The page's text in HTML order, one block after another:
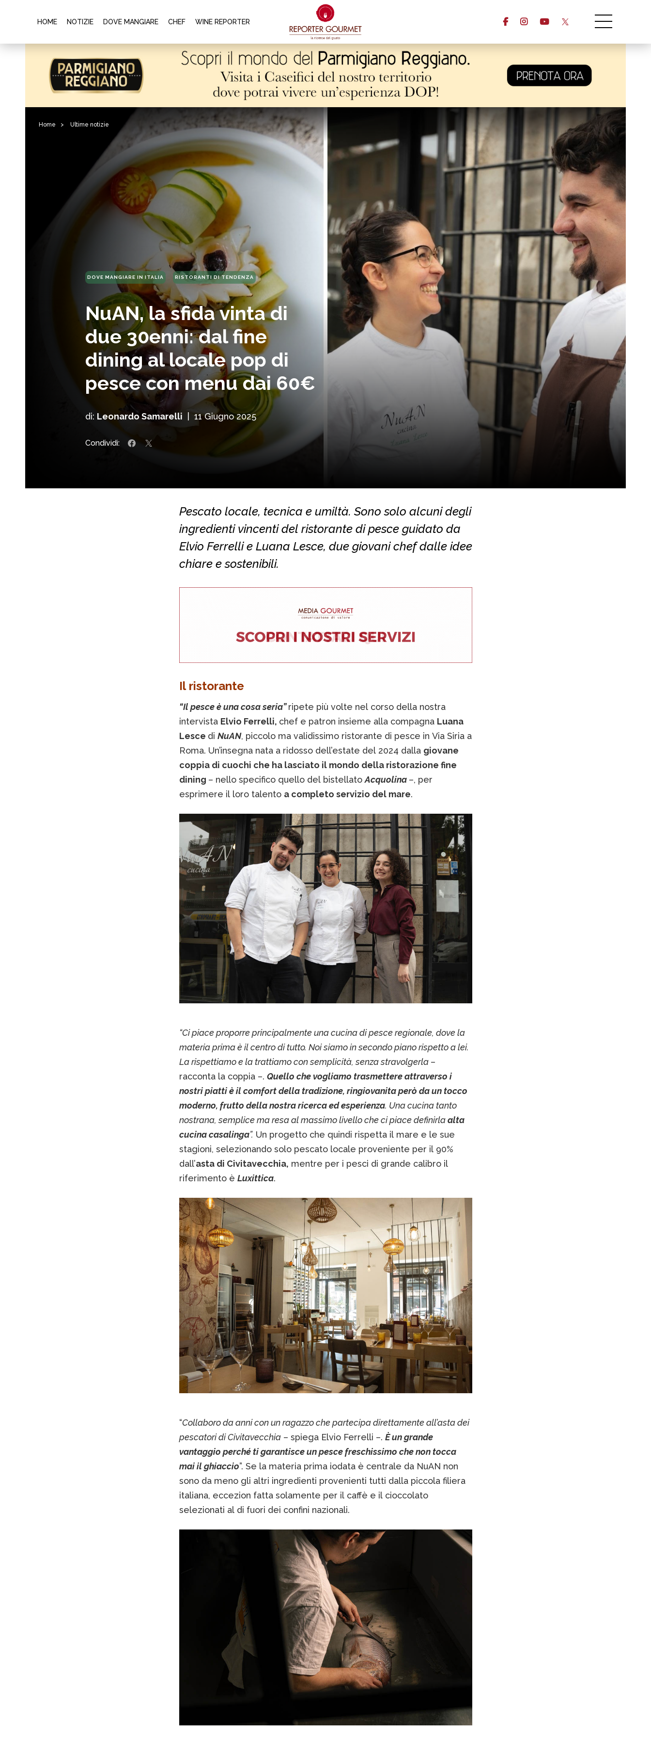
HOME NOTIZIE DOVE MANGIARE CHEF WINE REPORTER
Home > Ultime notizie
DOVE MANGIARE IN ITALIA RISTORANTI DI TENDENZA
NuAN, la sfida vinta di
due 30enni: dal fine
dining al locale pop di
pesce con menu dai 60€
di: Leonardo Samarelli 11 Giugno 2025
Condividi:
Pescato locale, tecnica e umiltà. Sono solo alcuni degli
ingredienti vincenti del ristorante di pesce guidato da
Elvio Ferrelli e Luana Lesce, due giovani chef dalle idee
chiare e sostenibili.
Il ristorante
“Il pesce è una cosa seria”ripete più volte nel corso della nostra
intervista Elvio Ferrelli, chef e patron insieme alla compagna Luana
Lesce di NuAN, piccolo ma validissimo ristorante di pesce in Via Siria a
Roma. Un’insegna nata a ridosso dell’estate del 2024 dalla giovane
coppia di cuochi che ha lasciato il mondo della ristorazione fine
dining – nello specifico quello del bistellatoAcquolina –, per
esprimere il loro talento a completo servizio del mare.
“Ci piace proporre principalmente una cucina di pesce regionale, dove la
materia prima è il centro di tutto. Noi siamo in secondo piano rispetto a lei.
La rispettiamo e la trattiamo con semplicità, senza stravolgerla –
racconta la coppia –. Quello che vogliamo trasmettere attraverso i
nostri piatti è il comfort della tradizione, ringiovanita però da un tocco
moderno, frutto della nostra ricerca ed esperienza. Una cucina tanto
nostrana, semplice ma resa al massimo livello che ci piace definirlaalta
cucina casalinga”. Un progetto che quindi rispetta il mare e le sue
stagioni, selezionando solo pescato locale proveniente per il 90%
dall’asta di Civitavecchia, mentre per i pesci di grande calibro il
riferimento è Luxittica.
“Collaboro da anni con un ragazzo che partecipa direttamente all’asta dei
pescatori di Civitavecchia– spiega Elvio Ferrelli –. È un grande
vantaggio perché ti garantisce un pesce freschissimo che non tocca
mai il ghiaccio”. Se la materia prima iodata è centrale da NuAN non
sono da meno gli altri ingredienti provenienti tutti dalla piccola filiera
italiana, eccezion fatta solamente per il caffè e il cioccolato
selezionati al di fuori dei confini nazionali.